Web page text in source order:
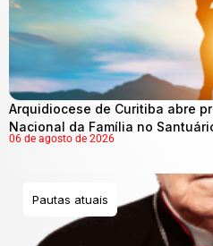
Arquidiocese de Curitiba abre
Nacional da Família no
06 de agosto de 2026
Pautas atuais